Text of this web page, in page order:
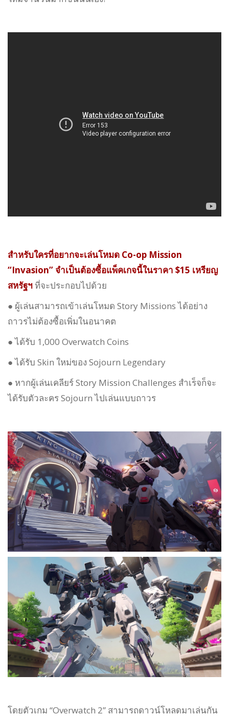
สำหรับใครที่อยากจะเล่นโหมด Co-op Mission
“Invasion” จำเป็นต้องซื้อแพ็คเกจนี้ในราคา $15 เหรียญ
สหรัฐฯที่จะประกอบไปด้วย
● ผู้เล่นสามารถเข้าเล่นโหมด Story Missions ได้อย่าง
ถาวรไม่ต้องซื้อเพิ่มในอนาคต
● ได้รับ 1,000 Overwatch Coins
● ได้รับ Skin ใหม่ของ Sojourn Legendary
● หากผู้เล่นเคลียร์ Story Mission Challenges สำเร็จก็จะ
ได้รับตัวละคร Sojourn ไปเล่นแบบถาวร
โดยตัวเกม “Overwatch 2” สามารถดาวน์โหลดมาเล่นกัน